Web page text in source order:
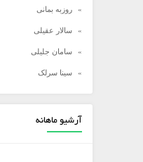
روزبه بمانی
سالار عقیلی
سامان جلیلی
سینا سرلک
شادمهر عقیلی
آرشیو ماهانه